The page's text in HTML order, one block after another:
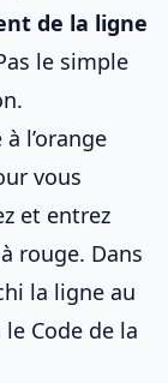
de la ligne
le simple
l’orange
vous
et entrez
rouge. Dans
la ligne au
le Code de la